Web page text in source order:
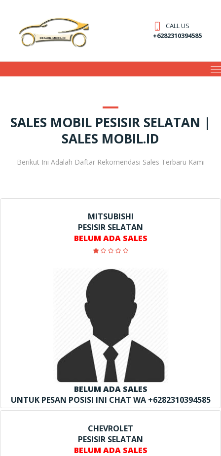
CALL US
+6282310394585
SALES MOBIL PESISIR SELATAN |
SALES MOBIL.ID
Berikut Ini Adalah Daftar Rekomendasi Sales Terbaru Kami
MITSUBISHI
PESISIR SELATAN
BELUM ADA SALES
BELUM ADA SALES
UNTUK PESAN POSISI INI CHAT WA +6282310394585
CHEVROLET
PESISIR SELATAN
BELUM ADA SALES